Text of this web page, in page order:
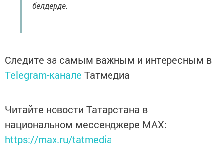
белдерде.
Следите за самым важным и интересным в
Telegram-канале Татмедиа
Читайте новости Татарстана в
национальном мессенджере MАХ:
https://max.ru/tatmedia